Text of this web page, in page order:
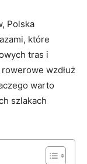
Polska
które
tras i
wzdłuż
warto
szlakach